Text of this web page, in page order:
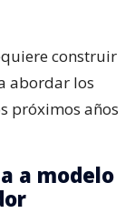
construir
abordar los
próximos años
a modelo